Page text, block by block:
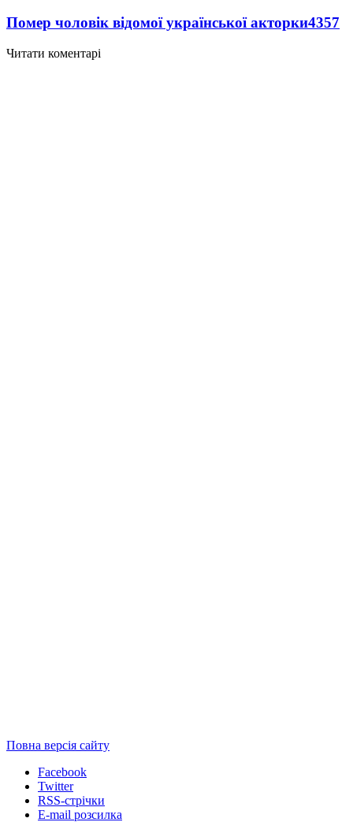
Помер чоловік відомої української акторки4357
Читати коментарі
Повна версія сайту
Facebook
Twitter
RSS-стрічки
E-mail розсилка